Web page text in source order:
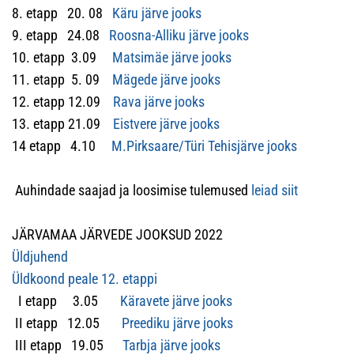
8. etapp 20. 08 Käru järve jooks
9. etapp 24.08 Roosna-Alliku järve jooks
10. etapp 3.09
Matsimäe järve jooks
11. etapp 5. 09 Mägede järve jooks
12. etapp 12.09 Rava järve jooks
13. etapp 21.09 Eistvere järve jooks
14 etapp 4.10 M.Pirksaare/Türi Tehisjärve jooks
Auhindade saajad ja loosimise tulemused leiad siit
JÄRVAMAA JÄRVEDE JOOKSUD 2022
Üldjuhend
Üldkoond peale 12. etappi
I etapp 3.05
Käravete järve jooks
II etapp 12.05 Preediku järve jooks
III etapp 19.05
Tarbja järve jooks